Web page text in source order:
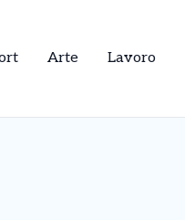
Arte Lavoro